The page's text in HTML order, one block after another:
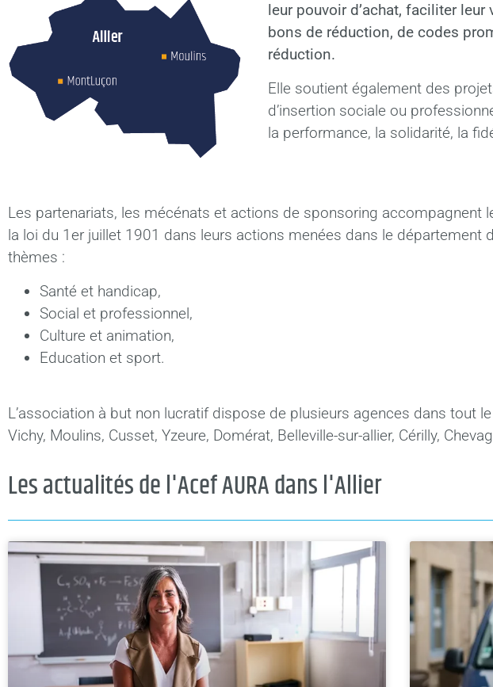
leur pouvoir d’achat, faciliter
bons de réduction, de codes
réduction.
Elle soutient également des
d’insertion sociale ou
la performance, la solidarité, la
Les partenariats, les mécénats et actions de sponsoring accompagnent
la loi du 1er juillet 1901 dans leurs actions menées dans le département
thèmes :
Santé et handicap,
Social et professionnel,
Culture et animation,
Education et sport.
L’association à but non lucratif dispose de plusieurs agences dans tout
Vichy, Moulins, Cusset, Yzeure, Domérat, Belleville-sur-allier, Cérilly,
Les actualités de l'Acef AURA dans l'Allier